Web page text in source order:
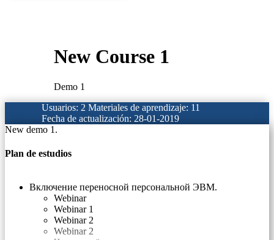
New Course 1
Demo 1
Usuarios: 2 Materiales de aprendizaje: 11
Fecha de actualización: 28-01-2019
New demo 1.
Plan de estudios
Включение переносной персональной ЭВМ.
Webinar
Webinar 1
Webinar 2
Webinar 2